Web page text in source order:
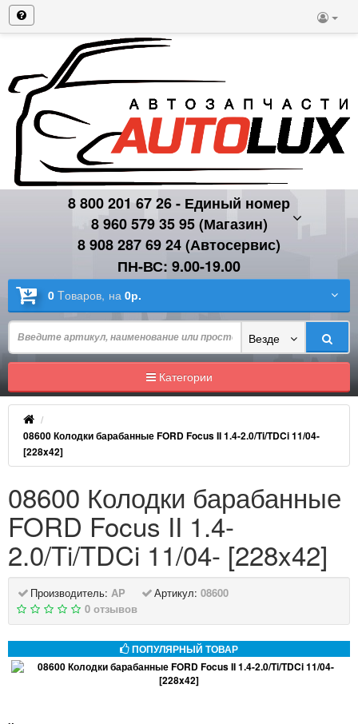
8 800 201 67 26 - Единый номер
8 960 579 35 95 (Магазин)
8 908 287 69 24 (Автосервис)
ПН-ВС: 9.00-19.00
0 Tоваров, на 0р.
Везде
Категории
08600 Колодки барабанные FORD Focus II 1.4-2.0/Ti/TDCi 11/04-
[228x42]
08600 Колодки барабанные
FORD Focus II 1.4-
2.0/Ti/TDCi 11/04- [228x42]
Производитель: AP Артикул: 08600
0 отзывов
ПОПУЛЯРНЫЙ ТОВАР